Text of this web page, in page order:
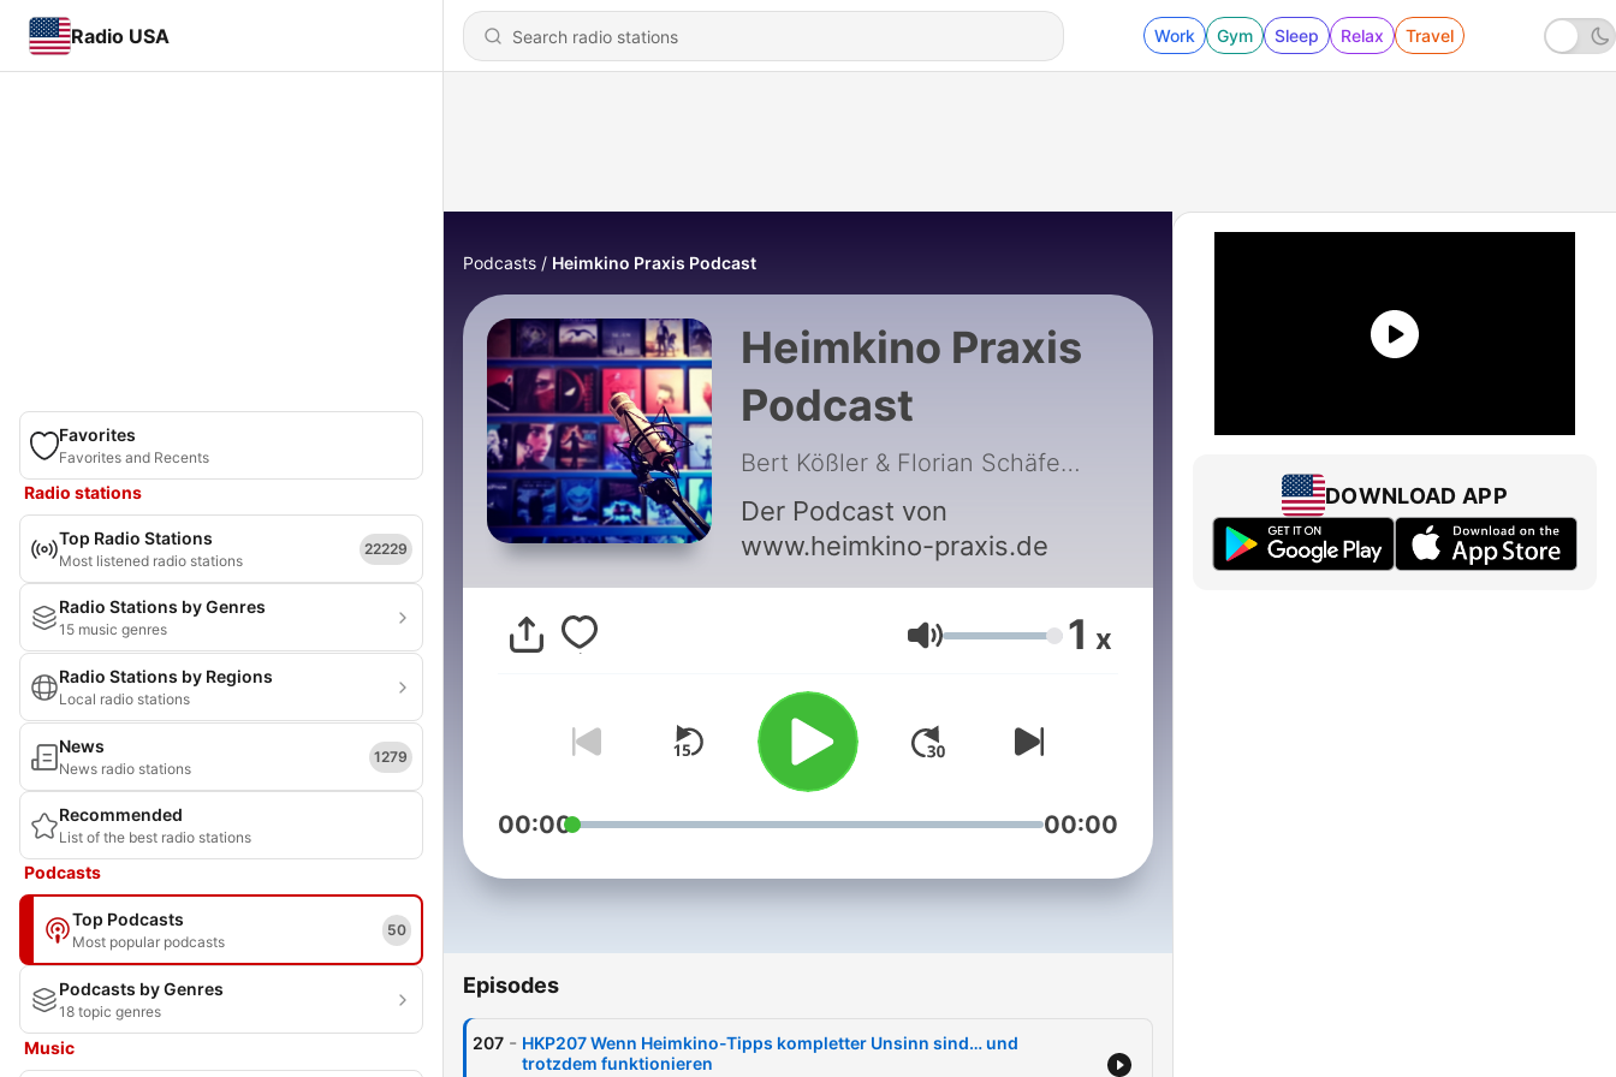
Radio USA Work Gym Sleep Relax Travel
Favorites
Favorites and Recents
Radio stations
Top Radio Stations
Most listened radio stations
22229
Radio Stations by Genres
15 music genres
Radio Stations by Regions
Local radio stations
News
News radio stations
1279
Recommended
List of the best radio stations
Podcasts
Top Podcasts
Most popular podcasts
50
Podcasts by Genres
18 topic genres
Music
Podcasts Heimkino Praxis Podcast
Heimkino Praxis
Podcast
Bert Kößler & Florian Schäfer
Der Podcast von
www.heimkino-praxis.de
Volume 1 x
00:00 00:00
Episodes
207 - HKP207 Wenn Heimkino-Tipps kompletter Unsinn sind… und
trotzdem funktionieren
DOWNLOAD APP